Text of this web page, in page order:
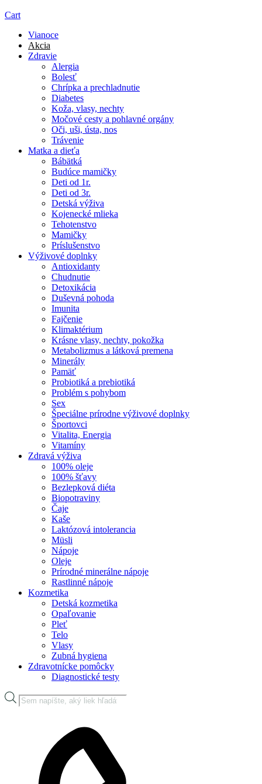
Cart
Vianoce
Akcia
Zdravie
Alergia
Bolesť
Chrípka a prechladnutie
Diabetes
Koža, vlasy, nechty
Močové cesty a pohlavné orgány
Oči, uši, ústa, nos
Trávenie
Matka a dieťa
Bábätká
Budúce mamičky
Deti od 1r.
Deti od 3r.
Detská výživa
Kojenecké mlieka
Tehotenstvo
Mamičky
Príslušenstvo
Výživové doplnky
Antioxidanty
Chudnutie
Detoxikácia
Duševná pohoda
Imunita
Fajčenie
Klimaktérium
Krásne vlasy, nechty, pokožka
Metabolizmus a látková premena
Minerály
Pamäť
Probiotiká a prebiotiká
Problém s pohybom
Sex
Špeciálne prírodne výživové doplnky
Športovci
Vitalita, Energia
Vitamíny
Zdravá výživa
100% oleje
100% šťavy
Bezlepková diéta
Biopotraviny
Čaje
Kaše
Laktózová intolerancia
Müsli
Nápoje
Oleje
Prírodné minerálne nápoje
Rastlinné nápoje
Kozmetika
Detská kozmetika
Opaľovanie
Pleť
Telo
Vlasy
Zubná hygiena
Zdravotnícke pomôcky
Diagnostické testy
Products
search